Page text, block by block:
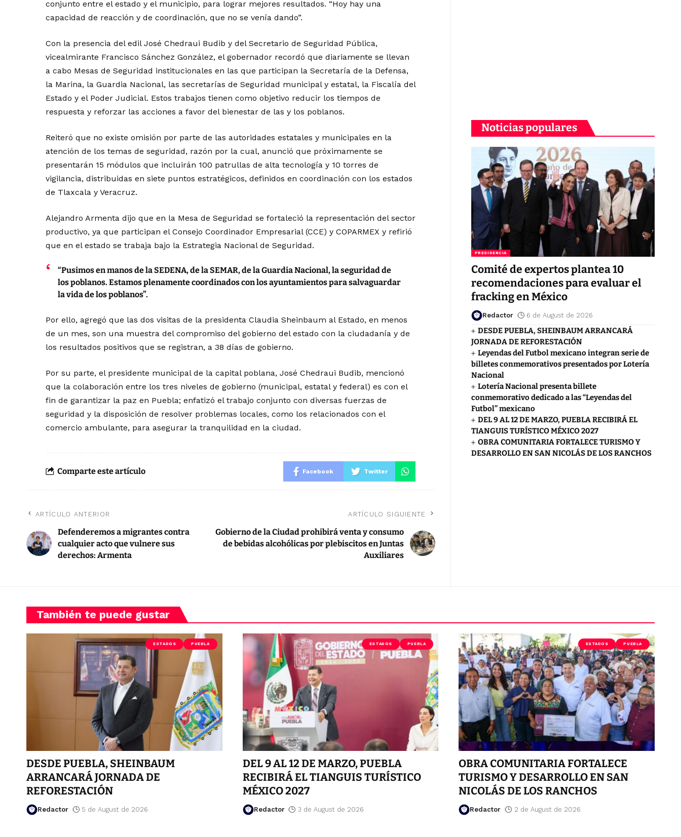
conjunto entre el estado y el municipio, para lograr mejores resultados. “Hoy hay una
capacidad de reacción y de coordinación, que no se venía dando”.
Con la presencia del edil José Chedraui Budib y del Secretario de Seguridad Pública,
vicealmirante Francisco Sánchez González, el gobernador recordó que diariamente se llevan
a cabo Mesas de Seguridad institucionales en las que participan la Secretaría de la Defensa,
la Marina, la Guardia Nacional, las secretarías de Seguridad municipal y estatal, la Fiscalía del
Estado y el Poder Judicial. Estos trabajos tienen como objetivo reducir los tiempos de
respuesta y reforzar las acciones a favor del bienestar de las y los poblanos.
Reiteró que no existe omisión por parte de las autoridades estatales y municipales en la
atención de los temas de seguridad, razón por la cual, anunció que próximamente se
presentarán 15 módulos que incluirán 100 patrullas de alta tecnología y 10 torres de
vigilancia, distribuidas en siete puntos estratégicos, definidos en coordinación con los estados
de Tlaxcala y Veracruz.
Alejandro Armenta dijo que en la Mesa de Seguridad se fortaleció la representación del sector
productivo, ya que participan el Consejo Coordinador Empresarial (CCE) y COPARMEX y refirió
que en el estado se trabaja bajo la Estrategia Nacional de Seguridad.
“Pusimos en manos de la SEDENA, de la SEMAR, de la Guardia Nacional, la seguridad de
los poblanos. Estamos plenamente coordinados con los ayuntamientos para salvaguardar
la vida de los poblanos”.
Por ello, agregó que las dos visitas de la presidenta Claudia Sheinbaum al Estado, en menos
de un mes, son una muestra del compromiso del gobierno del estado con la ciudadanía y de
los resultados positivos que se registran, a 38 días de gobierno.
Por su parte, el presidente municipal de la capital poblana, José Chedraui Budib, mencionó
que la colaboración entre los tres niveles de gobierno (municipal, estatal y federal) es con el
fin de garantizar la paz en Puebla; enfatizó el trabajo conjunto con diversas fuerzas de
seguridad y la disposición de resolver problemas locales, como los relacionados con el
comercio ambulante, para asegurar la tranquilidad en la ciudad.
Comparte este artículo Facebook Twitter
ARTÍCULO ANTERIOR
Defenderemos a migrantes contra
cualquier acto que vulnere sus
derechos: Armenta
ARTÍCULO SIGUIENTE
Gobierno de la Ciudad prohibirá venta y consumo
de bebidas alcohólicas por plebiscitos en Juntas
Auxiliares
Noticias populares
PRESIDENCIA
Comité de expertos plantea 10
recomendaciones para evaluar el
fracking en México
Redactor 6 de August de 2026
DESDE PUEBLA, SHEINBAUM ARRANCARÁ
JORNADA DE REFORESTACIÓN
Leyendas del Futbol mexicano integran serie de
billetes conmemorativos presentados por Lotería
Nacional
Lotería Nacional presenta billete
conmemorativo dedicado a las “Leyendas del
Futbol” mexicano
DEL 9 AL 12 DE MARZO, PUEBLA RECIBIRÁ EL
TIANGUIS TURÍSTICO MÉXICO 2027
OBRA COMUNITARIA FORTALECE TURISMO Y
DESARROLLO EN SAN NICOLÁS DE LOS RANCHOS
También te puede gustar
ESTADOS PUEBLA
DESDE PUEBLA, SHEINBAUM
ARRANCARÁ JORNADA DE
REFORESTACIÓN
Redactor 5 de August de 2026
ESTADOS PUEBLA
DEL 9 AL 12 DE MARZO, PUEBLA
RECIBIRÁ EL TIANGUIS TURÍSTICO
MÉXICO 2027
Redactor 3 de August de 2026
ESTADOS PUEBLA
OBRA COMUNITARIA FORTALECE
TURISMO Y DESARROLLO EN SAN
NICOLÁS DE LOS RANCHOS
Redactor 2 de August de 2026